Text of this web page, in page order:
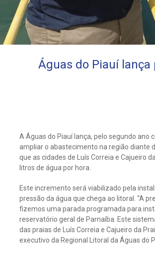
Águas do Piauí
A Águas do Piauí lança, pelo segundo ano
ampliar o abastecimento na região diante
que as cidades de Luís Correia e Cajueiro
litros de água por hora.
Este incremento será viabilizado pela
pressão da água que chega ao litoral. “A
fizemos uma parada programada para
reservatório geral de Parnaíba. Este
das praias de Luís Correia e Cajueiro da
executivo da Regional Litoral da Águas do